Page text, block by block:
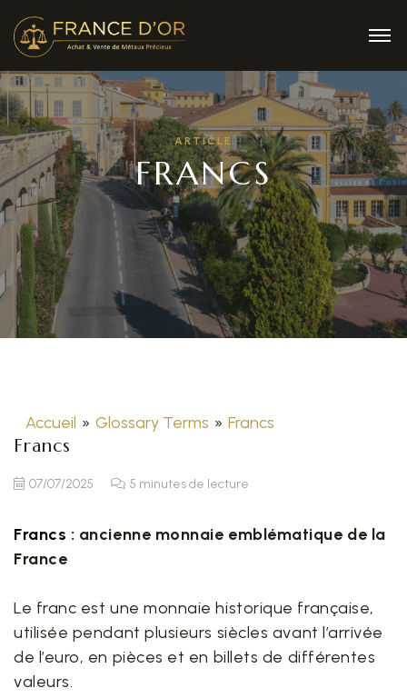
ARTICLE
FRANCS
Accueil » Glossary Terms » Francs
Francs
07/07/2025 5 minutes de lecture
Francs : ancienne monnaie emblématique de la
France
Le franc est une monnaie historique française,
utilisée pendant plusieurs siècles avant l’arrivée
de l’euro, en pièces et en billets de différentes
valeurs.